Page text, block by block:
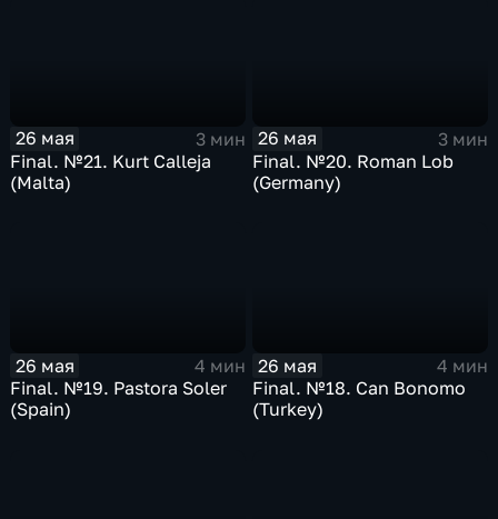
26 мая
3 мин
Final. №21. Kurt Calleja
(Malta)
26 мая
3 мин
Final. №20. Roman Lob
(Germany)
26 мая
4 мин
Final. №19. Pastora Soler
(Spain)
26 мая
4 мин
Final. №18. Can Bonomo
(Turkey)